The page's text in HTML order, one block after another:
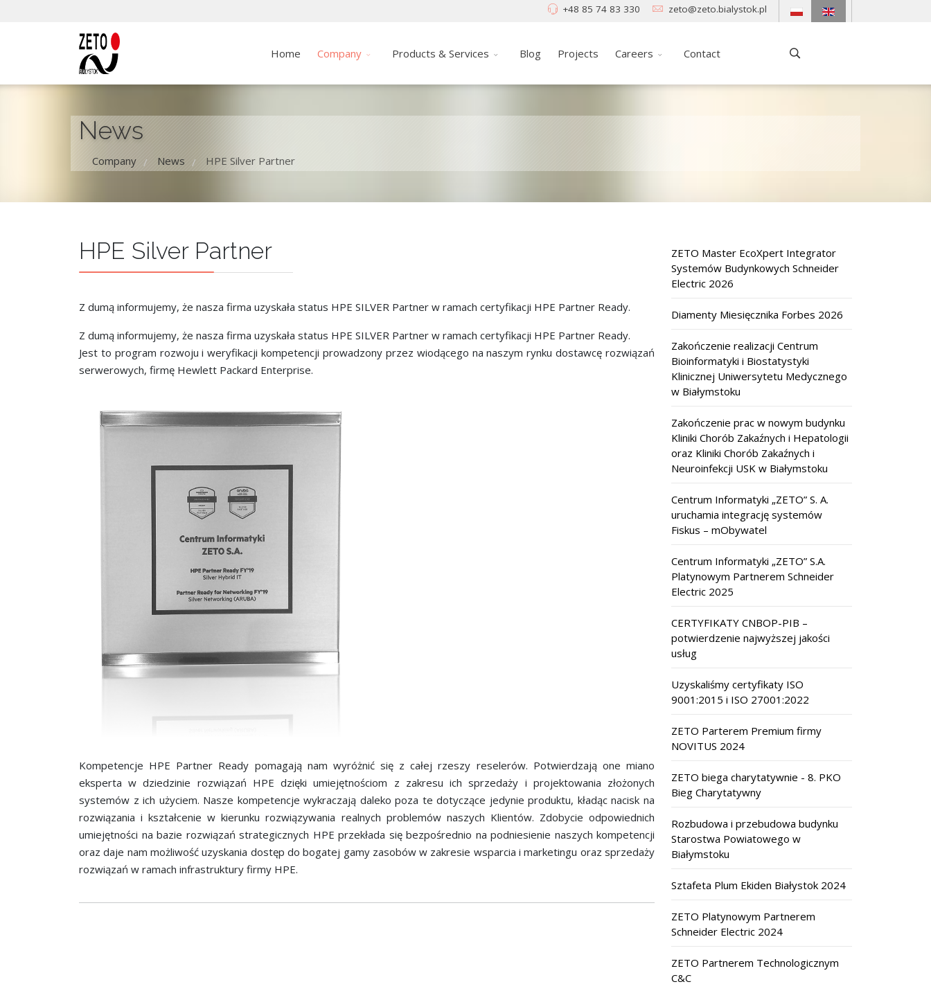
+48 85 74 83 330 zeto@zeto.bialystok.pl
Home Company Products & Services Blog Projects Careers Contact
News
Company / News / HPE Silver Partner
HPE Silver Partner
Z dumą informujemy, że nasza firma uzyskała status HPE SILVER Partner w ramach certyfikacji HPE Partner Ready.
Z dumą informujemy, że nasza firma uzyskała status HPE SILVER Partner w ramach certyfikacji HPE Partner Ready.
Jest to program rozwoju i weryfikacji kompetencji prowadzony przez wiodącego na naszym rynku dostawcę rozwiązań
serwerowych, firmę Hewlett Packard Enterprise.
Kompetencje HPE Partner Ready pomagają nam wyróżnić się z całej rzeszy reselerów. Potwierdzają one miano
eksperta w dziedzinie rozwiązań HPE dzięki umiejętnościom z zakresu ich sprzedaży i projektowania złożonych
systemów z ich użyciem. Nasze kompetencje wykraczają daleko poza te dotyczące jedynie produktu, kładąc nacisk na
rozwiązania i kształcenie w kierunku rozwiązywania realnych problemów naszych Klientów. Zdobycie odpowiednich
umiejętności na bazie rozwiązań strategicznych HPE przekłada się bezpośrednio na podniesienie naszych kompetencji
oraz daje nam możliwość uzyskania dostęp do bogatej gamy zasobów w zakresie wsparcia i marketingu oraz sprzedaży
rozwiązań w ramach infrastruktury firmy HPE.
ZETO Master EcoXpert Integrator
Systemów Budynkowych Schneider
Electric 2026
Diamenty Miesięcznika Forbes 2026
Zakończenie realizacji Centrum
Bioinformatyki i Biostatystyki
Klinicznej Uniwersytetu Medycznego
w Białymstoku
Zakończenie prac w nowym budynku
Kliniki Chorób Zakaźnych i Hepatologii
oraz Kliniki Chorób Zakaźnych i
Neuroinfekcji USK w Białymstoku
Centrum Informatyki „ZETO” S. A.
uruchamia integrację systemów
Fiskus – mObywatel
Centrum Informatyki „ZETO” S.A.
Platynowym Partnerem Schneider
Electric 2025
CERTYFIKATY CNBOP-PIB –
potwierdzenie najwyższej jakości
usług
Uzyskaliśmy certyfikaty ISO
9001:2015 i ISO 27001:2022
ZETO Parterem Premium firmy
NOVITUS 2024
ZETO biega charytatywnie - 8. PKO
Bieg Charytatywny
Rozbudowa i przebudowa budynku
Starostwa Powiatowego w
Białymstoku
Sztafeta Plum Ekiden Białystok 2024
ZETO Platynowym Partnerem
Schneider Electric 2024
ZETO Partnerem Technologicznym
C&C